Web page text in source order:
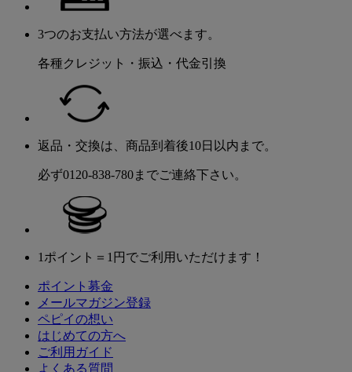
3つのお支払い方法が選べます。
各種クレジット・振込・代金引換
返品・交換は、商品到着後10日以内まで。
必ず0120-838-780までご連絡下さい。
1ポイント＝1円でご利用いただけます！
ポイント募金
メールマガジン登録
ペピイの想い
はじめての方へ
ご利用ガイド
よくある質問